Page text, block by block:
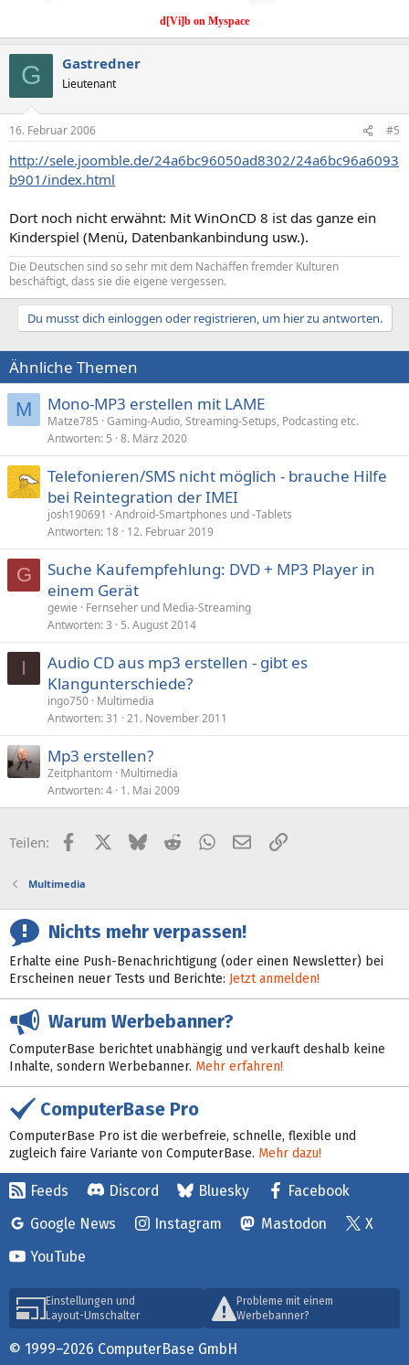
d[Vi]b on Myspace
G Gastredner
Lieutenant
16. Februar 2006 #5
http://sele.joomble.de/24a6bc96050ad8302/24a6bc96a6093
b901/index.html
Dort noch nicht erwähnt: Mit WinOnCD 8 ist das ganze ein
Kinderspiel (Menü, Datenbankanbindung usw.).
Die Deutschen sind so sehr mit dem Nachäffen fremder Kulturen
beschäftigt, dass sie die eigene vergessen.
Du musst dich einloggen oder registrieren, um hier zu antworten.
Ähnliche Themen
M Mono-MP3 erstellen mit LAME
Matze785 Gaming-Audio, Streaming-Setups, Podcasting etc.
Antworten 5 8. März 2020
Telefonieren/SMS nicht möglich - brauche Hilfe
bei Reintegration der IMEI
josh190691
Android-Smartphones und -Tablets
Antworten 18 12. Februar 2019
G
Suche Kaufempfehlung: DVD + MP3 Player in
einem Gerät
gewie
Fernseher und Media-Streaming
Antworten 3 5. August 2014
I
Audio CD aus mp3 erstellen - gibt es
Klangunterschiede?
ingo750 Multimedia
Antworten 31 21. November 2011
Mp3 erstellen?
Zeitphantom Multimedia
Antworten 4 1. Mai 2009
Teilen: FacebookX (Twitter)
BlueskyRedditWhatsApp
E-MailLink
Multimedia
Nichts mehr verpassen!
Erhalte eine Push-Benachrichtigung (oder einen Newsletter) bei
Erscheinen neuer Tests und Berichte: Jetzt anmelden!
Warum Werbebanner?
ComputerBase berichtet unabhängig und verkauft deshalb keine
Inhalte, sondern Werbebanner. Mehr erfahren!
ComputerBase Pro
ComputerBase Pro ist die werbefreie, schnelle, flexible und
zugleich faire Variante von ComputerBase. Mehr dazu!
Feeds Discord Bluesky
Facebook
Google News
Instagram Mastodon
X
YouTube
Einstellungen und
Layout-Umschalter
Probleme mit einem
Werbebanner?
© 1999–2026 ComputerBase GmbH